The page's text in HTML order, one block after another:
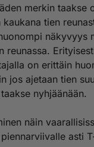
merkin taakse
tien
näkyvyys
reunassa.
on erittäin
jos ajetaan tien
nyhjäänään.
näin
asti